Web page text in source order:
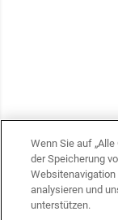
Wenn Sie auf
der Speicherung
analysieren und
unterstützen.